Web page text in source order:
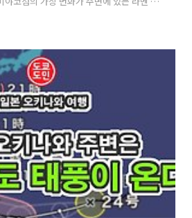
예약을 하지 않으면 들어가기 힘든 가게
은 비인기 가게 같은 곳에 가야합니다.이
도 하고 그래서인지 한국인 여행객들이
약이 필요없는 가게입니다.항상 널널합
없는 평범한 가게입니다.오른쪽에 놓여진
라고 위에 적혀있습니다.그리고 각종 조